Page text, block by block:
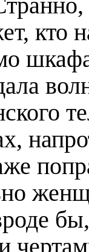
кто